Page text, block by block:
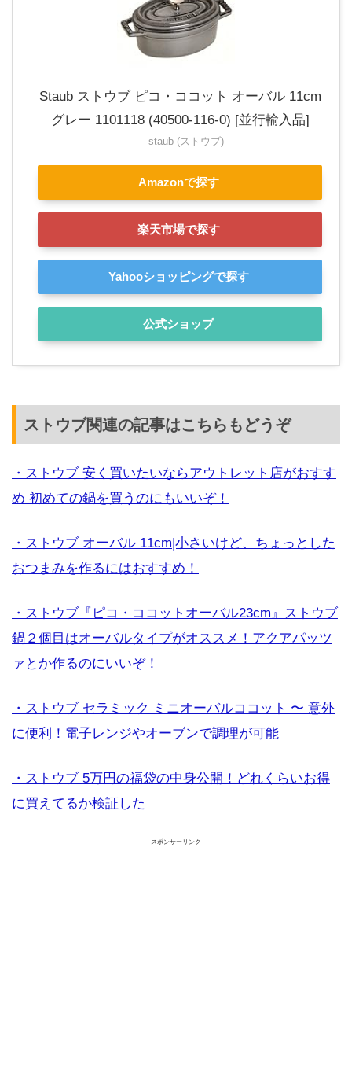
Staub ストウブ ピコ・ココット オーバル 11cm
グレー 1101118 (40500-116-0) [並行輸入品]
staub (ストウブ)
Amazonで探す
楽天市場で探す
Yahooショッピングで探す
公式ショップ
ストウブ関連の記事はこちらもどうぞ
・ストウブ 安く買いたいならアウトレット店がおすす
め 初めての鍋を買うのにもいいぞ！
・ストウブ オーバル 11cm|小さいけど、ちょっとした
おつまみを作るにはおすすめ！
・ストウブ『ピコ・ココットオーバル23cm』ストウブ
鍋２個目はオーバルタイプがオススメ！アクアパッツ
ァとか作るのにいいぞ！
・ストウブ セラミック ミニオーバルココット 〜 意外
に便利！電子レンジやオーブンで調理が可能
・ストウブ 5万円の福袋の中身公開！どれくらいお得
に買えてるか検証した
スポンサーリンク